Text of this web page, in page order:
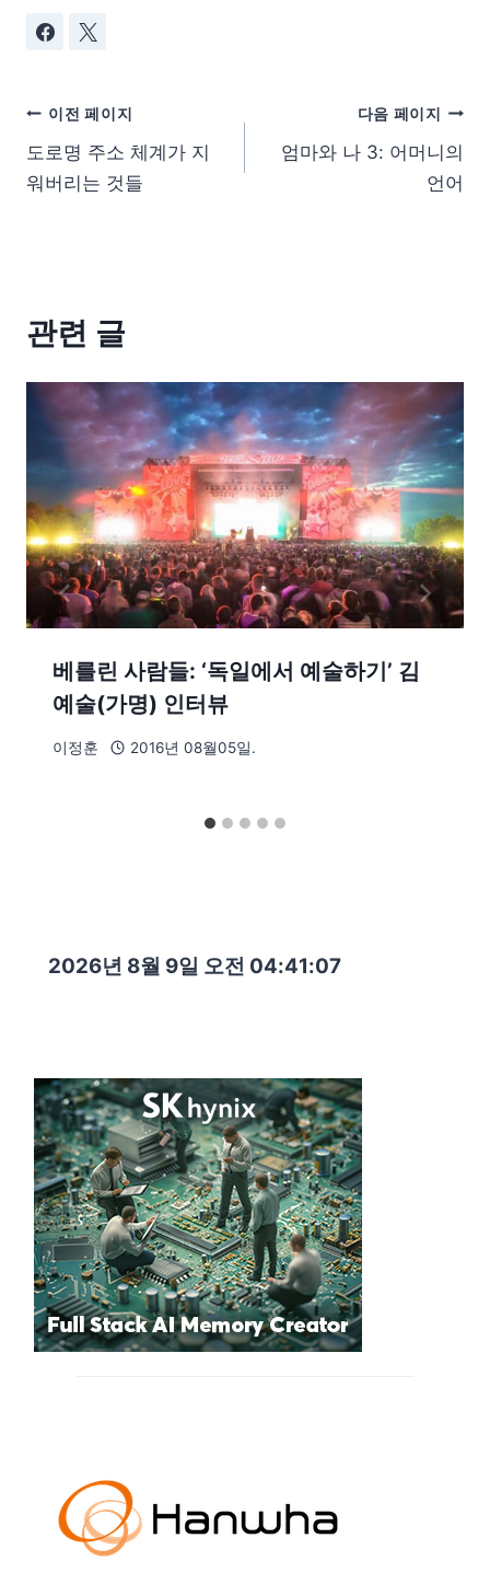
이전 페이지
도로명 주소 체계가 지
워버리는 것들
다음 페이지
엄마와 나 3: 어머니의
언어
관련 글
베를린 사람들: ‘독일에서 예술하기’ 김
예술(가명) 인터뷰
이정훈 2016년 08월05일.
2026년 8월 9일 오전 04:41:09